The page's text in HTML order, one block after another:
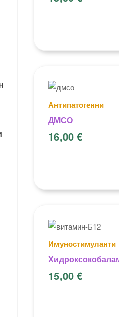
Антипатогенни
ДМСО
16,00 €
Имуностимуланти
витамин Б-12
15,00 €